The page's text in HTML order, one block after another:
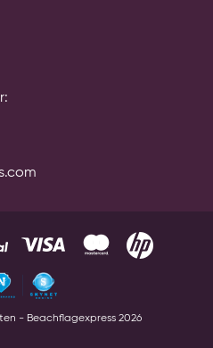
- Beachflagexpress 2026